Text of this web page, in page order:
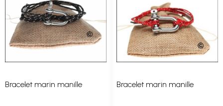
Bracelet marin manille Bracelet marin manille